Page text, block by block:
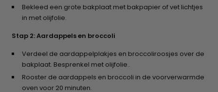
Bekleed een grote bakplaat met bakpapier of vet lichtjes
in met olijfolie.
Stap 2: Aardappels en broccoli
Verdeel de aardappelplakjes en broccoliroosjes over de
bakplaat. Besprenkel met olijfolie..
Rooster de aardappels en broccoli in de voorverwarmde
oven voor 20 minuten.